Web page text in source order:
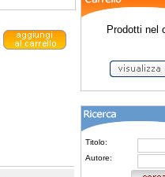
Prodotti nel
Titolo:
Autore: